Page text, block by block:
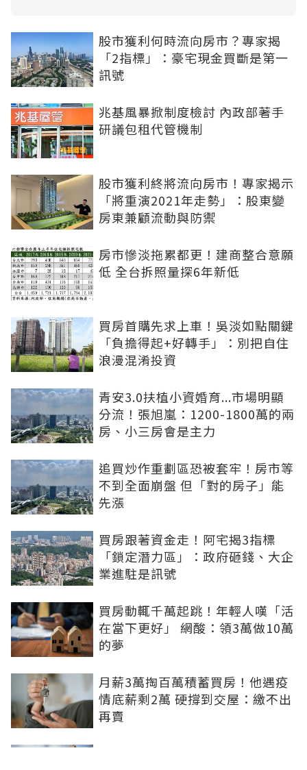
股市獲利何時流向房市？專家揭
「2指標」：豪宅現金買斷是第一
訊號
兆基風暴掀制度檢討 內政部著手
研議包租代管機制
股市獲利終將流向房市！專家揭示
「將重演2021年走勢」：股東變
房東兼顧流動與防禦
房市慘淡拖累都更！建商整合意願
低 全台拆照量探6年新低
買房首購先求上車！吳淡如點關鍵
「負擔得起+好轉手」：別把自住
浪漫混淆投資
青安3.0扶植小資婚育...市場明顯
分流！張旭嵐：1200-1800萬的兩
房、小三房會是主力
追買炒作重劃區恐被套牢！房市等
不到全面崩盤 但「對的房子」能
先漲
買房跟著資金走！阿宅揭3指標
「鎖定潛力區」：政府砸錢、大企
業進駐是訊號
買房動輒千萬起跳！年輕人嘆「活
在當下更好」 網酸：領3萬做10萬
的夢
月薪3萬掏百萬積蓄買房！他遇疫
情底薪剩2萬 硬撐到交屋：繳不出
再賣